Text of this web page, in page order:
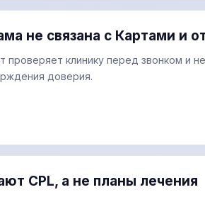
не связана с Картами и
проверяет клинику перед звонком и
доверия.
CPL, а не планы лечения